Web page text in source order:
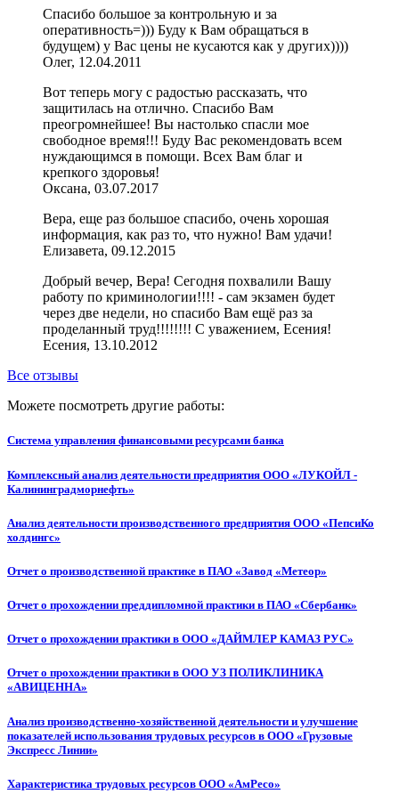
Спасибо большое за контрольную и за
оперативность=))) Буду к Вам обращаться в
будущем) у Вас цены не кусаются как у других))))
Олег, 12.04.2011
Вот теперь могу с радостью рассказать, что
защитилась на отлично. Спасибо Вам
преогромнейшее! Вы настолько спасли мое
свободное время!!! Буду Вас рекомендовать всем
нуждающимся в помощи. Всех Вам благ и
крепкого здоровья!
Оксана, 03.07.2017
Вера, еще раз большое спасибо, очень хорошая
информация, как раз то, что нужно! Вам удачи!
Елизавета, 09.12.2015
Добрый вечер, Вера! Сегодня похвалили Вашу
работу по криминологии!!!! - сам экзамен будет
через две недели, но спасибо Вам ещё раз за
проделанный труд!!!!!!!! С уважением, Есения!
Есения, 13.10.2012
Все отзывы
Можете посмотреть другие работы:
Система управления финансовыми ресурсами банка
Комплексный анализ деятельности предприятия ООО «ЛУКОЙЛ -
Калининградморнефть»
Анализ деятельности производственного предприятия ООО «ПепсиКо
холдингс»
Отчет о производственной практике в ПАО «Завод «Метеор»
Отчет о прохождении преддипломной практики в ПАО «Сбербанк»
Отчет о прохождении практики в ООО «ДАЙМЛЕР КАМАЗ РУС»
Отчет о прохождении практики в ООО УЗ ПОЛИКЛИНИКА
«АВИЦЕННА»
Анализ производственно-хозяйственной деятельности и улучшение
показателей использования трудовых ресурсов в ООО «Грузовые
Экспресс Линии»
Характеристика трудовых ресурсов ООО «АмРесо»